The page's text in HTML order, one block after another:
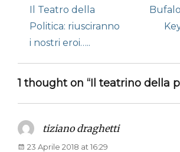
articoli
Previous
post:
Il Teatro della
Politica: riusciranno
i nostri eroi…..
Next
post:
1 thought on “Il teatrino della
tiziano draghettisays:
23 Aprile 2018 at 16:29